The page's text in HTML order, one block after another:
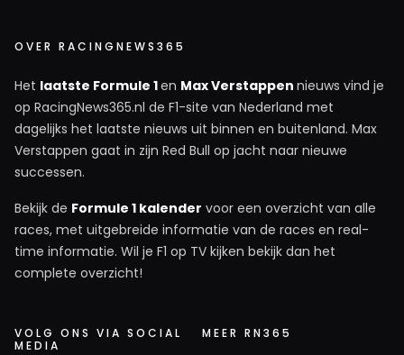
OVER RACINGNEWS365
Het laatste Formule 1en Max Verstappen nieuws vind je
op RacingNews365.nl de F1-site van Nederland met
dagelijks het laatste nieuws uit binnen en buitenland. Max
Verstappen gaat in zijn Red Bull op jacht naar nieuwe
successen.
Bekijk de Formule 1 kalender voor een overzicht van alle
races, met uitgebreide informatie van de races en real-
time informatie. Wil je F1 op TV kijken bekijk dan het
complete overzicht!
VOLG ONS VIA SOCIAL
MEDIA
MEER RN365